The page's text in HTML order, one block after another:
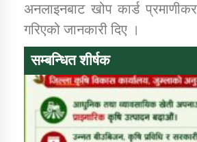
कर्णाली प्राविधि शिक्षालय
अनलाइनबाट खोप कार्ड
गरिएको जानकारी दिए ।
सम्बन्धित शीर्षक